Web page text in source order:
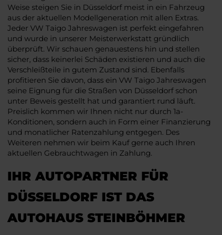
Weise steigen Sie in Düsseldorf meist in ein Fahrzeug
aus der aktuellen Modellgeneration mit allen Extras.
Jeder VW Taigo Jahreswagen ist perfekt eingefahren
und wurde in unserer Meisterwerkstatt gründlich
überprüft. Wir schauen genauestens hin und stellen
sicher, dass keinerlei Schäden existieren und auch die
Verschleißteile in gutem Zustand sind. Ebenfalls
profitieren Sie davon, dass ein VW Taigo Jahreswagen
seine Eignung für die Straßen von Düsseldorf schon
unter Beweis gestellt hat und garantiert rund läuft.
Preislich kommen wir Ihnen nicht nur durch 1a-
Konditionen, sondern auch in Form einer Finanzierung
und monatlicher Ratenzahlung entgegen. Des
Weiteren nehmen wir beim Kauf gerne auch Ihren
aktuellen Gebrauchtwagen in Zahlung.
IHR AUTOPARTNER FÜR
DÜSSELDORF IST DAS
AUTOHAUS STEINBÖHMER